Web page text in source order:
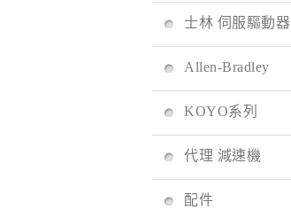
士林 伺服驅動器
Allen-Bradley
KOYO系列
代理 減速機
配件